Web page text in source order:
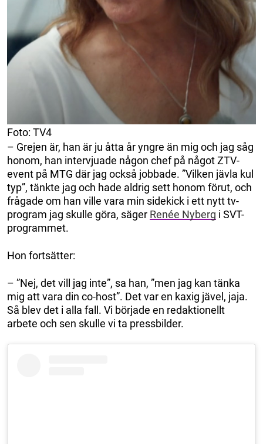
Foto: TV4
– Grejen är, han är ju åtta år yngre än mig och jag såg
honom, han intervjuade någon chef på något ZTV-
event på MTG där jag också jobbade. ”Vilken jävla kul
typ”, tänkte jag och hade aldrig sett honom förut, och
frågade om han ville vara min sidekick i ett nytt tv-
program jag skulle göra, säger Renée Nyberg i SVT-
programmet.
Hon fortsätter:
– ”Nej, det vill jag inte”, sa han, ”men jag kan tänka
mig att vara din co-host”. Det var en kaxig jävel, jaja.
Så blev det i alla fall. Vi började en redaktionellt
arbete och sen skulle vi ta pressbilder.